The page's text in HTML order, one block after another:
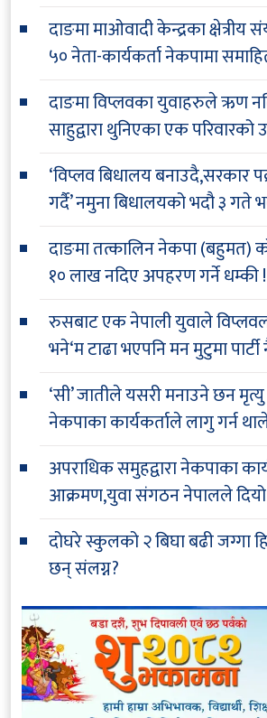
दाङमा माओवादी केन्द्रका
५० नेता-कार्यकर्ता नेकपामा
दाङमा विप्लवका युवाहरुले ऋण
साहुद्वारा थुनिएका एक परिवारको
‘विप्लव बिधालय बनाउदै,सरकार
गर्दै’ नमुना बिधालयको भदौ ३ गते
दाङमा तत्कालिन नेकपा (बहुमत)
१० लाख नदिए अपहरण गर्ने धम्की !
रुसबाट एक नेपाली युवाले
भने‘म टाढा भएपनि मन मुटुमा
‘सी’ जातीले यसरी मनाउने छन
नेकपाका कार्यकर्ताले लागु गर्न
अपराधिक समुहद्वारा नेकपाका
आक्रमण,युवा संगठन नेपालले
दोघरे स्कुलको २ बिघा बढी जग्गा
छन् संलग्न?